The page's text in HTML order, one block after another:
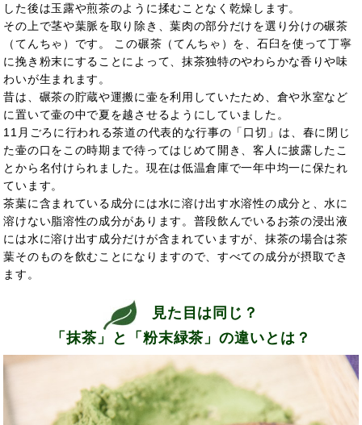
した後は玉露や煎茶のように揉むことなく乾燥します。
その上で茎や葉脈を取り除き、葉肉の部分だけを選り分けの碾茶
（てんちゃ）です。 この碾茶（てんちゃ）を、石臼を使って丁寧
に挽き粉末にすることによって、抹茶独特のやわらかな香りや味
わいが生まれます。
昔は、碾茶の貯蔵や運搬に壷を利用していたため、倉や氷室など
に置いて壷の中で夏を越させるようにしていました。
11月ごろに行われる茶道の代表的な行事の「口切」は、春に閉じ
た壷の口をこの時期まで待ってはじめて開き、客人に披露したこ
とから名付けられました。現在は低温倉庫で一年中均一に保たれ
ています。
茶葉に含まれている成分には水に溶け出す水溶性の成分と、水に
溶けない脂溶性の成分があります。普段飲んでいるお茶の浸出液
には水に溶け出す成分だけが含まれていますが、抹茶の場合は茶
葉そのものを飲むことになりますので、すべての成分が摂取でき
ます。
見た目は同じ？
「抹茶」と「粉末緑茶」の違いとは？